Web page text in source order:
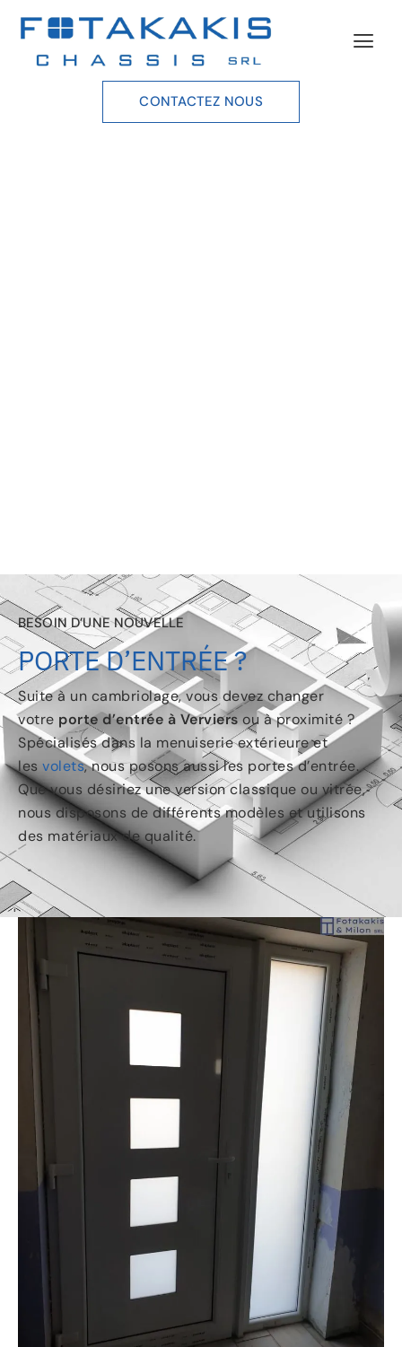
CONTACTEZ NOUS
BESOIN D’UNE NOUVELLE
PORTE D’ENTRÉE ?
Suite à un cambriolage, vous devez changer
votre porte d’entrée à Verviersou à proximité ?
Spécialisés dans la menuiserie extérieure et
les volets, nous posons aussi les portes d’entrée.
Que vous désiriez une version classique ou vitrée,
nous disposons de différents modèles et utilisons
des matériaux de qualité.